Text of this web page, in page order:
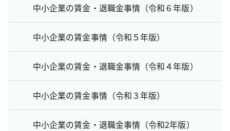
中小企業の賃金・退職金事情（令和６年版）
中小企業の賃金事情（令和５年版）
中小企業の賃金・退職金事情（令和４年版）
中小企業の賃金事情（令和３年版）
中小企業の賃金・退職金事情（令和2年版）